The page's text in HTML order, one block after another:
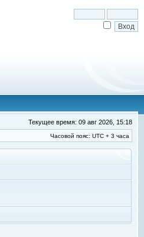
Текущее время: 09 авг 2026, 15:18
Часовой пояс: UTC + 3 часа